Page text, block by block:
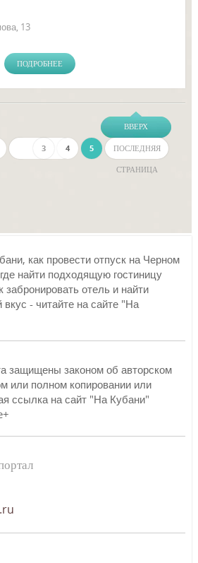
13
ПОДРОБНЕЕ
ВВЕРХ
…3 4 5
ПОСЛЕДНЯЯ
СТРАНИЦА
как провести отпуск на Черном
найти подходящую гостиницу
забронировать отель и найти
вкус - читайте на сайте "На
защищены законом об авторском
или полном копировании или
ссылка на сайт "На Кубани"